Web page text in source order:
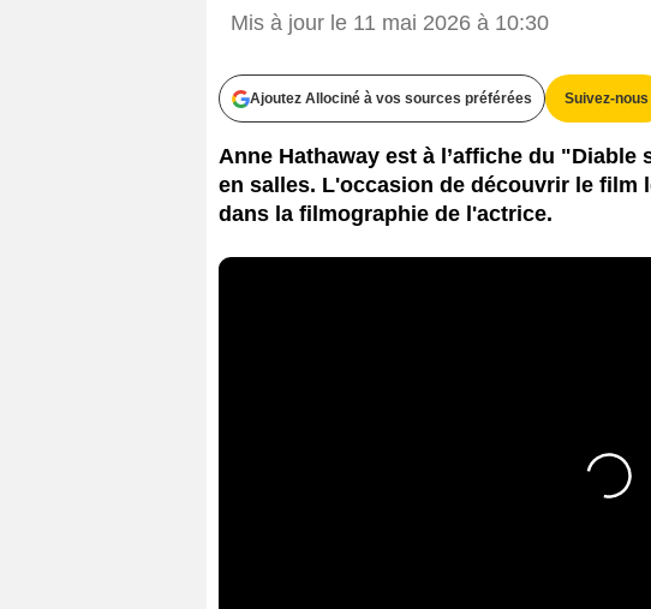
Mis à jour le 11 mai 2026 à 10:30
Ajoutez Allociné à vos sources préférées Suivez-nous
Anne Hathaway est à l’affiche du
en salles. L'occasion de découvrir le film
dans la filmographie de l'actrice.